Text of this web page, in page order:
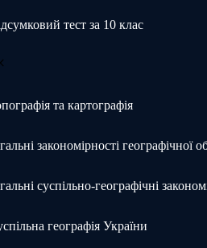
тест за 10 клас
та картографія
закономірності географічної
суспільно-географічні
географія України